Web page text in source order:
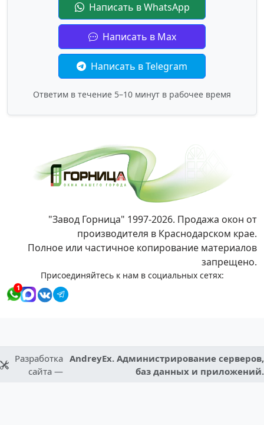
Написать в WhatsApp
Написать в Max
Написать в Telegram
Ответим в течение 5–10 минут в рабочее время
"Завод Горница" 1997-2026. Продажа окон от
производителя в Краснодарском крае.
Полное или частичное копирование материалов
запрещено.
Присоединяйтесь к нам в социальных сетях:
1
Разработка
сайта —
AndreyEx. Администрирование серверов,
баз данных и приложений.